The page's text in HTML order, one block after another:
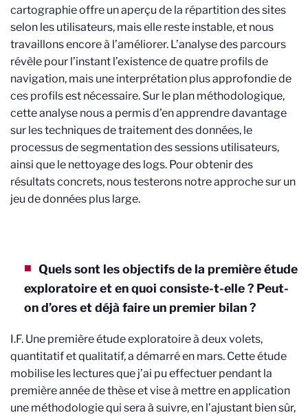
cartographie offre un aperçu de la répartition des sites
selon les utilisateurs, mais elle reste instable, et nous
travaillons encore à l’améliorer. L’analyse des parcours
révèle pour l’instant l’existence de quatre profils de
navigation, mais une interprétation plus approfondie de
ces profils est nécessaire. Sur le plan méthodologique,
cette analyse nous a permis d’en apprendre davantage
sur les techniques de traitement des données, le
processus de segmentation des sessions utilisateurs,
ainsi que le nettoyage des logs. Pour obtenir des
résultats concrets, nous testerons notre approche sur un
jeu de données plus large.
Quels sont les objectifs de la première étude
exploratoire et en quoi consiste-t-elle ? Peut-
on d’ores et déjà faire un premier bilan ?
I.F. Une première étude exploratoire à deux volets,
quantitatif et qualitatif, a démarré en mars. Cette étude
mobilise les lectures que j’ai pu effectuer pendant la
première année de thèse et vise à mettre en application
une méthodologie qui sera à suivre, en l’ajustant bien sûr,